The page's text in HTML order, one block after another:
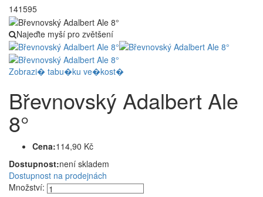
141595
Najeďte myší pro zvětšení
Zobrazi� tabu�ku ve�kost�
Břevnovský Adalbert Ale
8°
Cena:114,90 Kč
Dostupnost:není skladem
Dostupnost na prodejnách
Množství: